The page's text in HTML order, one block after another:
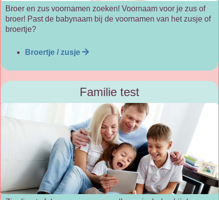
Broer en zus voornamen zoeken! Voornaam voor je zus of
broer! Past de babynaam bij de voornamen van het zusje of
broertje?
Broertje / zusje
Familie test